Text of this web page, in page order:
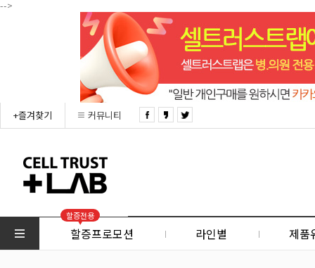
-->
+즐겨찾기 커뮤니티
할증전용
할증프로모션 라인별 제품